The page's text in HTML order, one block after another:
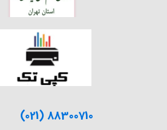
(021) 88300710